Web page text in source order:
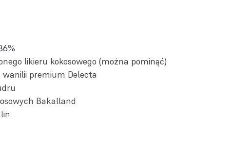
likieru kokosowego (można pominąć)
premium Delecta
Bakalland